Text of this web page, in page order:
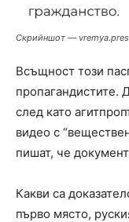
Скрийншот —
Всъщност този
пропагандистите.
след като
видео с
пишат, че
Какви са
първо място,